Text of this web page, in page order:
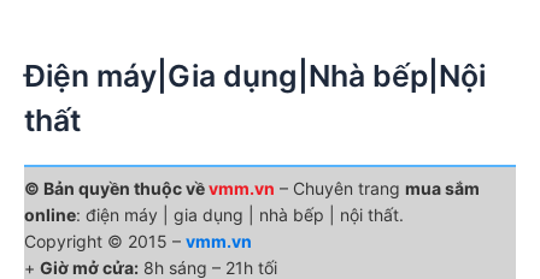
Điện máy|Gia dụng|Nhà bếp|Nội
thất
© Bản quyền thuộc vềvmm.vn – Chuyên trang mua sắm
online: điện máy | gia dụng | nhà bếp | nội thất.
Copyright © 2015 – vmm.vn
+ Giờ mở cửa: 8h sáng – 21h tối